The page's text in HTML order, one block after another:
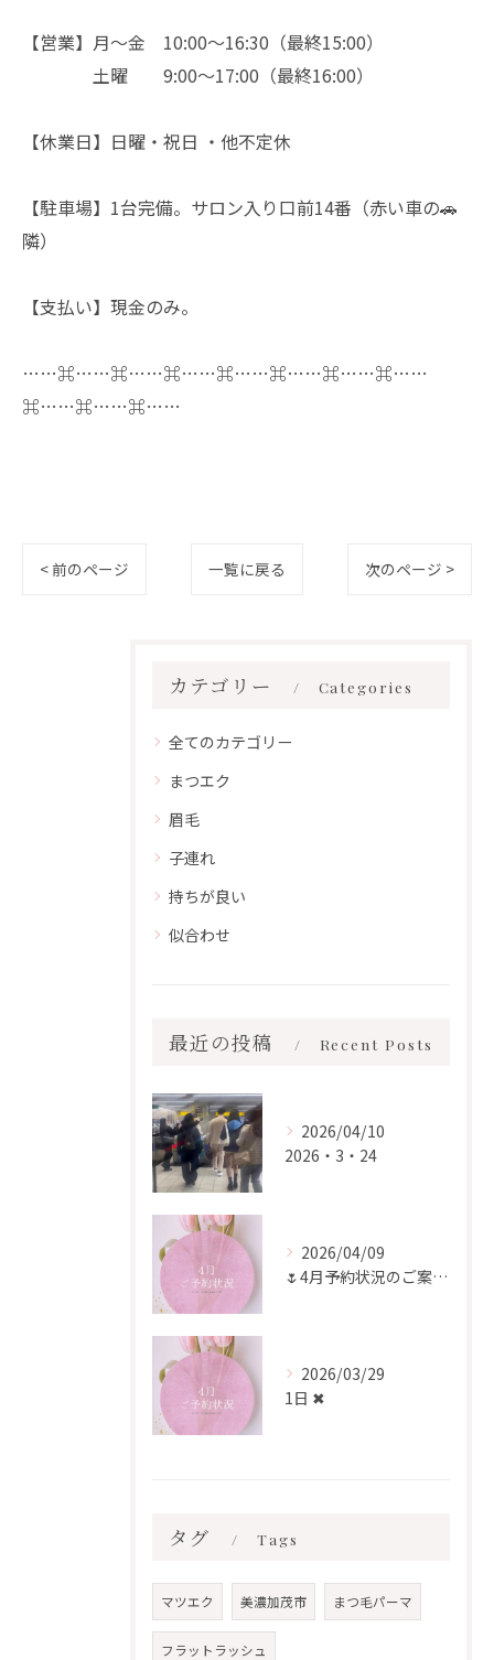
【営業】月〜金 10:00〜16:30（最終15:00）
土曜 9:00〜17:00（最終16:00）
【休業日】日曜・祝日 ・他不定休
【駐車場】1台完備。サロン入り口前14番（赤い車の🚗
隣）
【支払い】現金のみ。
……⌘……⌘……⌘……⌘……⌘……⌘……⌘……
⌘……⌘……⌘……
< 前のページ 一覧に戻る 次のページ >
カテゴリー Categories
全てのカテゴリー
まつエク
眉毛
子連れ
持ちが良い
似合わせ
最近の投稿 Recent Posts
2026/04/10
2026・3・24
2026/04/09
🌷4月予約状況のご案内🌷
2026/03/29
1日 ✖︎
タグ Tags
マツエク 美濃加茂市 まつ毛パーマ
フラットラッシュ